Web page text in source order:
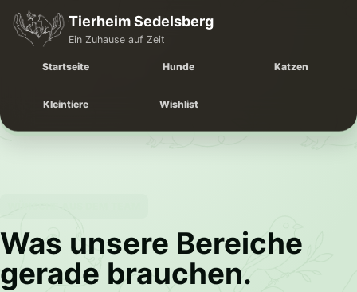
Tierheim Sedelsberg
Ein Zuhause auf Zeit
Startseite Hunde Katzen
Kleintiere Wishlist
Was unsere Bereiche
gerade brauchen.